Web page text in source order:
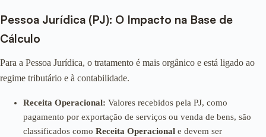
Pessoa Jurídica (PJ): O Impacto na Base de
Cálculo
Para a Pessoa Jurídica, o tratamento é mais orgânico e está ligado ao
regime tributário e à contabilidade.
Receita Operacional: Valores recebidos pela PJ, como
pagamento por exportação de serviços ou venda de bens, são
classificados como Receita Operacionale devem ser